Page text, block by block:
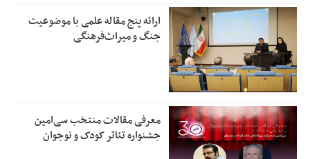
ارائه پنج مقاله علمی با موضوعیت
جنگ و میراث‌فرهنگی
معرفی مقالات منتخب سی‌امین
جشنواره تئاتر کودک و نوجوان